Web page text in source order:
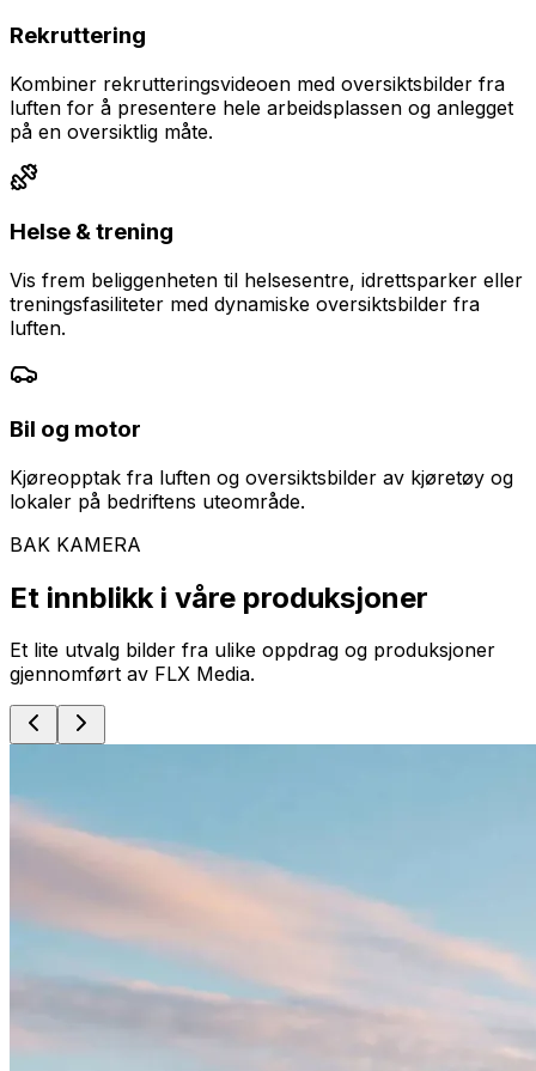
Rekruttering
Kombiner rekrutteringsvideoen med oversiktsbilder fra
luften for å presentere hele arbeidsplassen og anlegget
på en oversiktlig måte.
Helse & trening
Vis frem beliggenheten til helsesentre, idrettsparker eller
treningsfasiliteter med dynamiske oversiktsbilder fra
luften.
Bil og motor
Kjøreopptak fra luften og oversiktsbilder av kjøretøy og
lokaler på bedriftens uteområde.
BAK KAMERA
Et innblikk i våre produksjoner
Et lite utvalg bilder fra ulike oppdrag og produksjoner
gjennomført av FLX Media.